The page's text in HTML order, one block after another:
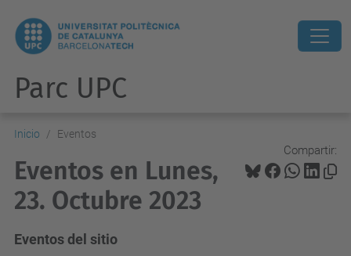
Parc UPC
Inicio Eventos
Compartir:
Eventos en Lunes,
23. Octubre 2023
Eventos del sitio